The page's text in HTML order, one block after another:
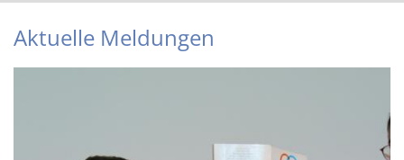
Aktuelle Meldungen